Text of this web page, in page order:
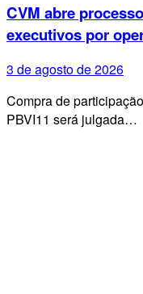
CVM abre
executivos por
3 de agosto de 2026
Compra de
PBVI11 será julgada…